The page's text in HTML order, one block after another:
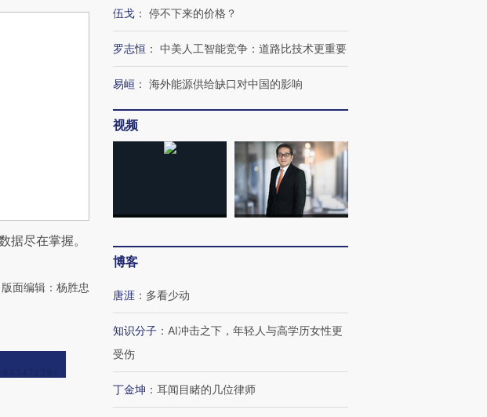
据尽在掌握。
面编辑：杨胜忠
伍戈 ： 停不下来的价格？
罗志恒 ： 中美人工智能竞争：道路比技术更重要
易峘 ： 海外能源供给缺口对中国的影响
视频
博客
唐涯 ： 多看少动
知识分子 ： AI冲击之下，年轻人与高学历女性更
受伤
丁金坤 ： 耳闻目睹的几位律师